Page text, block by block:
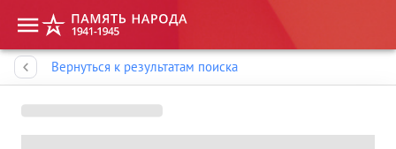
Вернуться к результатам поиска
Память народа